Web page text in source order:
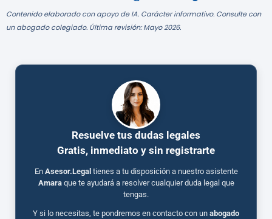
Contenido elaborado con apoyo de IA. Carácter informativo. Consulte con
un abogado colegiado. Última revisión: Mayo 2026.
Resuelve tus dudas legales
Gratis, inmediato y sin registrarte
En Asesor.Legal tienes a tu disposición a nuestro asistente
Amaraque te ayudará a resolver cualquier duda legal que
tengas.
Y si lo necesitas, te pondremos en contacto con un abogado